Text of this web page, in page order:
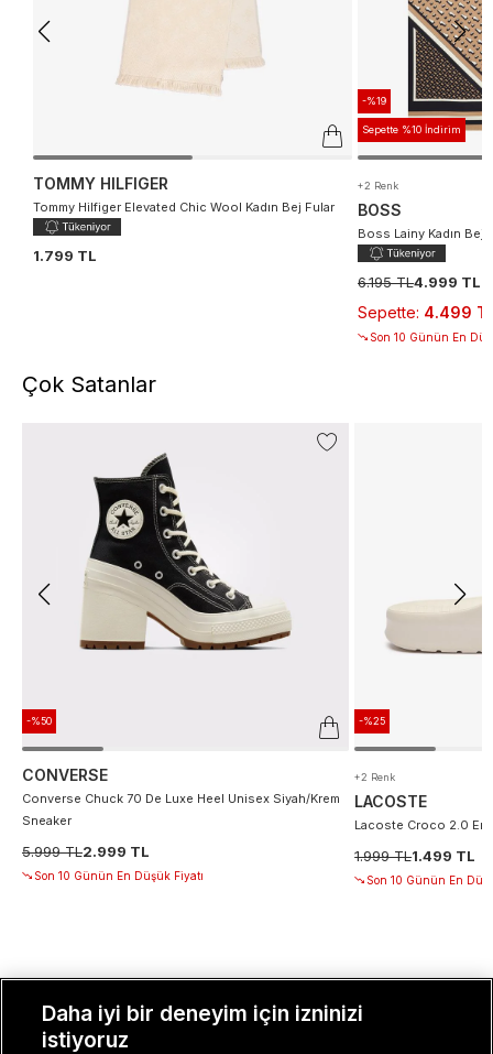
TOMMY HILFIGER
Tommy Hilfiger Elevated Chic Wool Kadın Bej Fular
1.799 TL
-%19
Sepette %10 İndirim
+2 Renk
BOSS
Boss Lainy Kadın Bej
6.195 TL4.999 TL
Sepette: 4.499
Son 10 Günün En
Çok Satanlar
-%50
CONVERSE
Converse Chuck 70 De Luxe Heel Unisex Siyah/Krem
Sneaker
5.999 TL2.999 TL
Son 10 Günün En Düşük Fiyatı
-%25
+2 Renk
LACOSTE
Lacoste Croco 2.0
1.999 TL1.499 TL
Son 10 Günün En
MÜŞTERI İLIŞKILERI
Daha iyi bir deneyim için izninizi
istiyoruz